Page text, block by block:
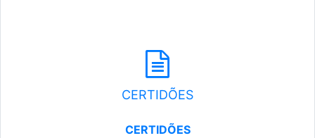
CERTIDÕES
CERTIDÕES